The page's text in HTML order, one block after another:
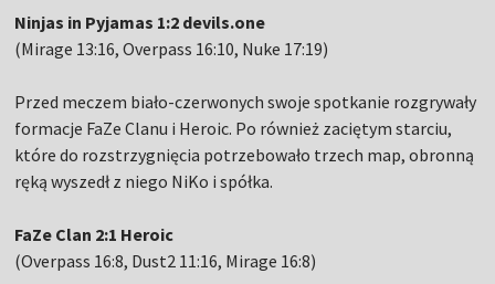
Ninjas in Pyjamas 1:2 devils.one
(Mirage 13:16, Overpass 16:10, Nuke 17:19)
Przed meczem biało-czerwonych swoje spotkanie rozgrywały
formacje FaZe Clanu i Heroic. Po również zaciętym starciu,
które do rozstrzygnięcia potrzebowało trzech map, obronną
ręką wyszedł z niego NiKo i spółka.
FaZe Clan 2:1 Heroic
(Overpass 16:8, Dust2 11:16, Mirage 16:8)